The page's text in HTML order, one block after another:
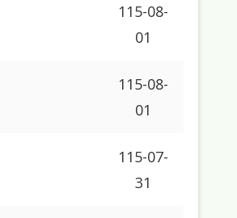
115-08-
01
115-08-
01
115-07-
31